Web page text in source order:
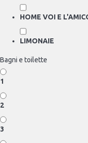
HOME VOI E
LIMONAIE
Bagni e toilette
1
2
3